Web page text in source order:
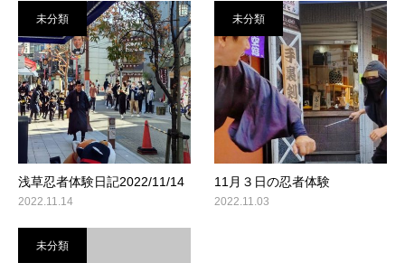
未分類
浅草忍者体験日記2022/11/14
2022.11.14
未分類
11月３日の忍者体験
2022.11.03
未分類